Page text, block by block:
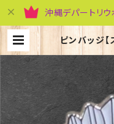
沖縄デパートリ
ピンバッジ
雑貨専門店